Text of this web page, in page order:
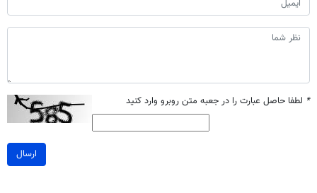
* لطفا حاصل عبارت را در جعبه متن روبرو وارد کنید
ارسال